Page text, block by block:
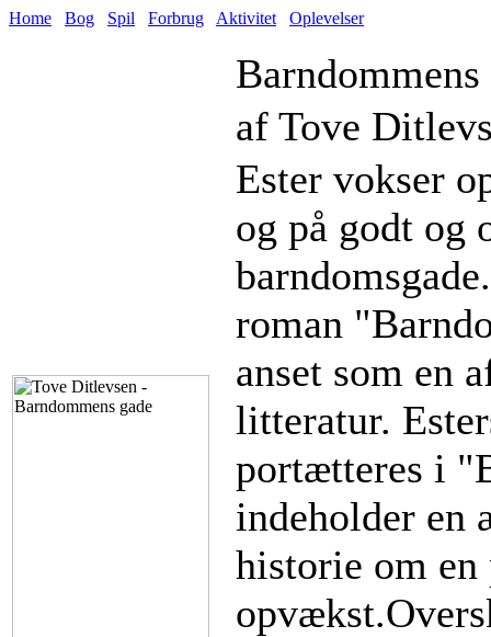
Home Bog Spil Forbrug Aktivitet Oplevelser
Barndommens
af Tove
Ester vokser
og på godt og
roman
anset som en
litteratur.
portætteres i
indeholder en
historie om